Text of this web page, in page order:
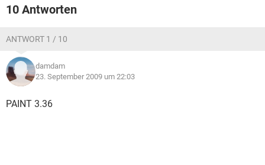
10 Antworten
ANTWORT 1 / 10
damdam
23. September 2009 um 22:03
PAINT 3.36